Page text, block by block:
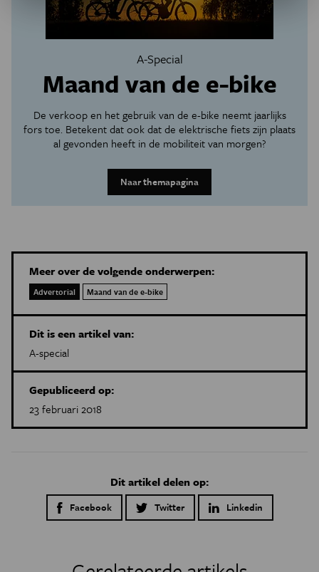
A-Special
Maand van de e-bike
De verkoop en het gebruik van de e-bike neemt jaarlijks
fors toe. Betekent dat ook dat de elektrische fiets zijn plaats
al gevonden heeft in de mobiliteit van morgen?
Naar themapagina
Meer over de volgende onderwerpen:
Advertorial Maand van de e-bike
Dit is een artikel van:
A-special
Gepubliceerd op:
23 februari 2018
Dit artikel delen op:
Facebook Twitter Linkedin